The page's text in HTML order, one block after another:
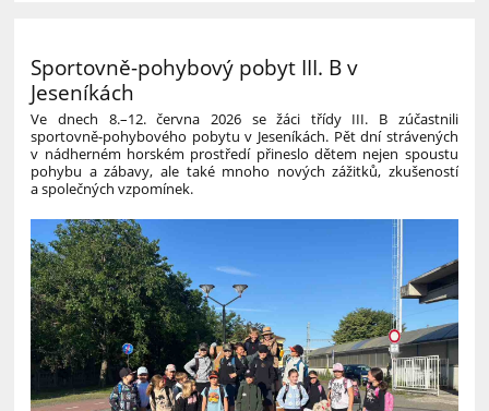
Sportovně-pohybový pobyt III. B v
Jeseníkách
Ve dnech 8.–12. června 2026 se žáci třídy III. B zúčastnili
sportovně-pohybového pobytu v Jeseníkách. Pět dní strávených
v nádherném horském prostředí přineslo dětem nejen spoustu
pohybu a zábavy, ale také mnoho nových zážitků, zkušeností
a společných vzpomínek.